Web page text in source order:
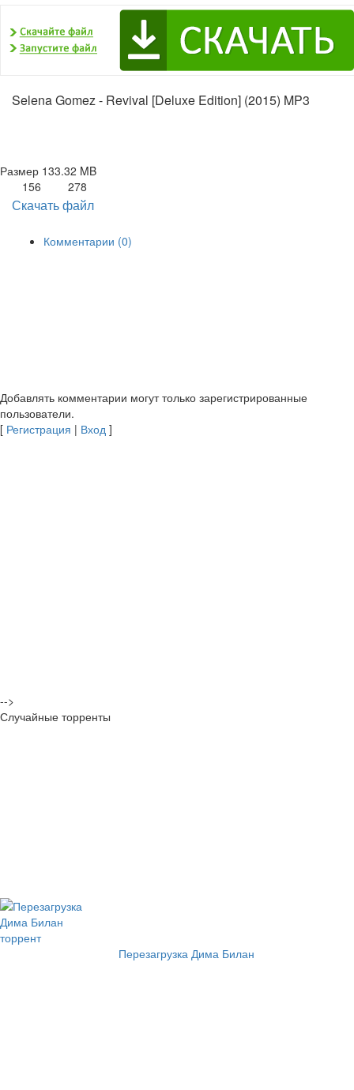
Selena Gomez - Revival [Deluxe Edition] (2015) MP3
Размер 133.32 MB
156
278
Скачать файл
Комментарии (0)
Добавлять комментарии могут только зарегистрированные
пользователи.
[ Регистрация | Вход ]
-->
Случайные торренты
Перезагрузка Дима Билан